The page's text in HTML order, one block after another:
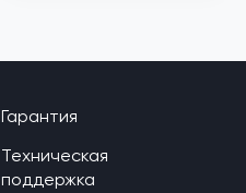
Гарантия
Техническая
поддержка